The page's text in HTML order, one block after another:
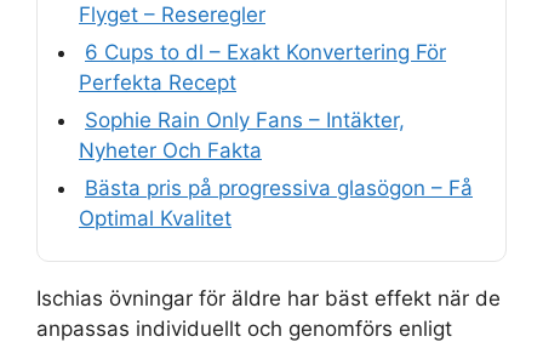
Flyget – Reseregler
6 Cups to dl – Exakt Konvertering För
Perfekta Recept
Sophie Rain Only Fans – Intäkter,
Nyheter Och Fakta
Bästa pris på progressiva glasögon – Få
Optimal Kvalitet
Ischias övningar för äldre har bäst effekt när de
anpassas individuellt och genomförs enligt